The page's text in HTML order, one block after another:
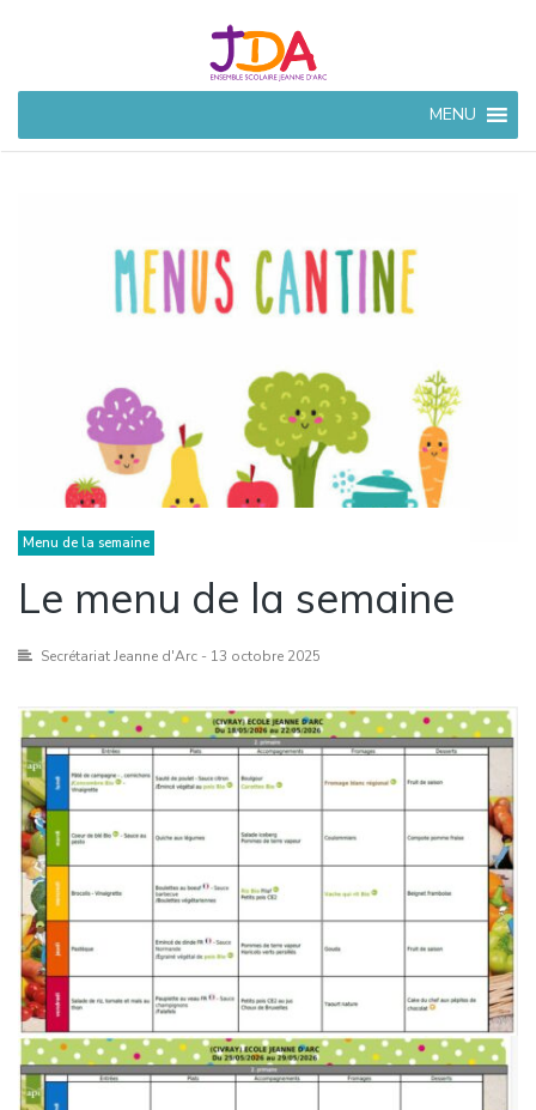
D'ARC
MENU
Menu de la semaine
Le menu de la semaine
Secrétariat Jeanne d'Arc - 13 octobre 2025